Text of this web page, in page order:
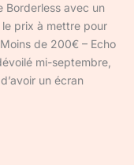
Borderless avec un
prix à mettre pour
200€ – Echo
mi-septembre,
un écran